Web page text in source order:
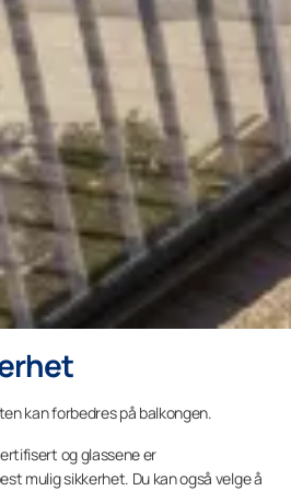
kan forbedres på balkongen.
og glassene er
mulig sikkerhet. Du kan også velge å